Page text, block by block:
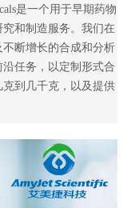
是一个用于早期药物
和制造服务。我们在
断增长的合成和分析
任务，以定制形式合
到几千克，以及提供